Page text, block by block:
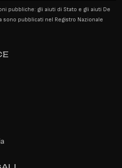
pubbliche: gli aiuti di Stato e gli aiuti De
pubblicati nel Registro Nazionale